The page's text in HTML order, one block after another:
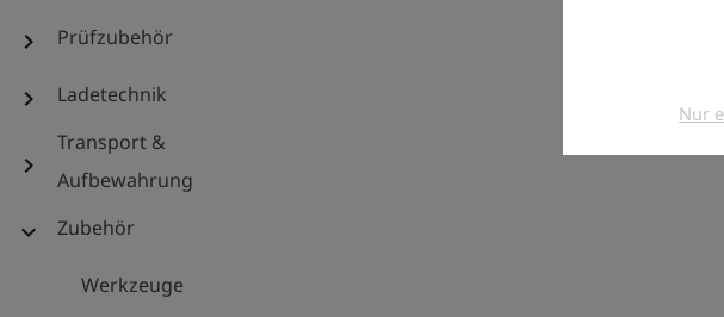
Nur
chevron_right Prüfzubehör
chevron_right Ladetechnik
chevron_right
Transport &
Aufbewahrung
expand_more Zubehör
Werkzeuge